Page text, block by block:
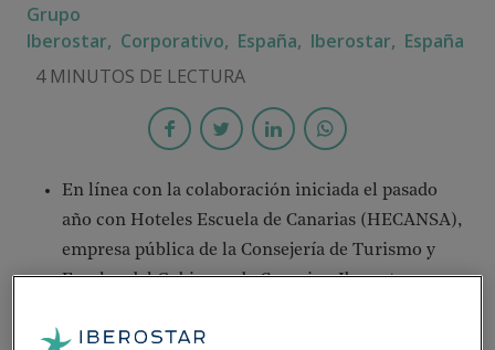
Grupo
Iberostar, Corporativo, España, Iberostar, España
4 MINUTOS DE LECTURA
En línea con la colaboración iniciada el pasado
año con Hoteles Escuela de Canarias (HECANSA),
empresa pública de la Consejería de Turismo y
Empleo del Gobierno de Canarias, Iberostar pone
formativos de Grado Superior de Dirección de